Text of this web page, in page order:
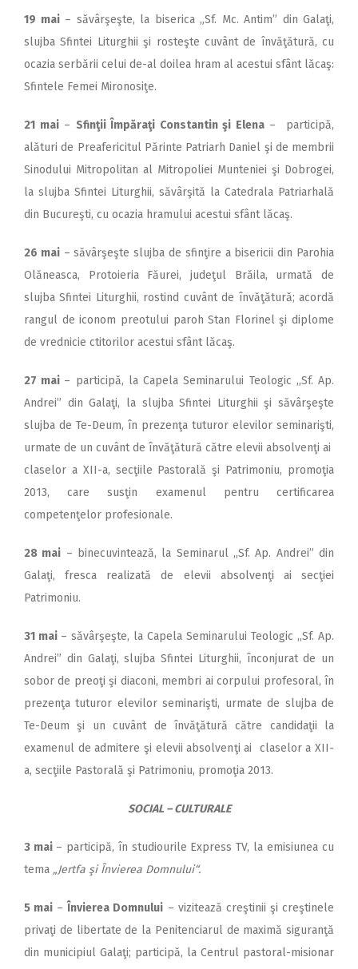
19 mai– săvârşeşte, la biserica „Sf. Mc. Antim” din Galaţi,
slujba Sfintei Liturghii şi rosteşte cuvânt de învăţătură, cu
ocazia serbării celui de-al doilea hram al acestui sfânt lăcaş:
Sfintele Femei Mironosiţe.
21 mai– Sfinţii Împăraţi Constantin şi Elena– participă,
alături de Preafericitul Părinte Patriarh Daniel şi de membrii
Sinodului Mitropolitan al Mitropoliei Munteniei şi Dobrogei,
la slujba Sfintei Liturghii, săvârşită la Catedrala Patriarhală
din Bucureşti, cu ocazia hramului acestui sfânt lăcaş.
26 mai– săvârşeşte slujba de sfinţire a bisericii din Parohia
Olăneasca, Protoieria Făurei, judeţul Brăila, urmată de
slujba Sfintei Liturghii, rostind cuvânt de învăţătură; acordă
rangul de iconom preotului paroh Stan Florinel şi diplome
de vrednicie ctitorilor acestui sfânt lăcaş.
27 mai – participă, la Capela Seminarului Teologic ,,Sf. Ap.
Andrei” din Galaţi, la slujba Sfintei Liturghii şi săvârşeşte
slujba de Te-Deum, în prezenţa tuturor elevilor seminarişti,
urmate de un cuvânt de învăţătură către elevii absolvenţi ai
claselor a XII-a, secţiile Pastorală şi Patrimoniu, promoţia
2013, care susţin examenul pentru certificarea
competenţelor profesionale.
28 mai – binecuvintează, la Seminarul „Sf. Ap. Andrei” din
Galaţi, fresca realizată de elevii absolvenţi ai secţiei
Patrimoniu.
31 mai – săvârşeşte, la Capela Seminarului Teologic ,,Sf. Ap.
Andrei” din Galaţi, slujba Sfintei Liturghii, înconjurat de un
sobor de preoţi şi diaconi, membri ai corpului profesoral, în
prezenţa tuturor elevilor seminarişti, urmate de slujba de
Te-Deum şi un cuvânt de învăţătură către candidaţii la
examenul de admitere şi elevii absolvenţi ai claselor a XII-
a, secţiile Pastorală şi Patrimoniu, promoţia 2013.
SOCIAL – CULTURALE
3 mai – participă, în studiourile Express TV, la emisiunea cu
tema „Jertfa şi Învierea Domnului“.
5 mai – Învierea Domnului – vizitează creştinii şi creştinele
privaţi de libertate de la Penitenciarul de maximă siguranţă
din municipiul Galaţi; participă, la Centrul pastoral-misionar